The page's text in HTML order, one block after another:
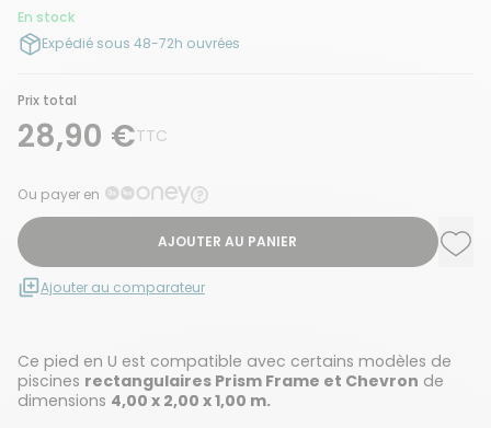
En stock
Expédié sous 48-72h ouvrées
Prix total
28,90 €TTC
Ou payer en
AJOUTER AU PANIER
Ajouter au comparateur
Ce pied en U est compatible avec certains modèles de
piscines rectangulaires Prism Frame et Chevron de
dimensions 4,00 x 2,00 x 1,00 m.